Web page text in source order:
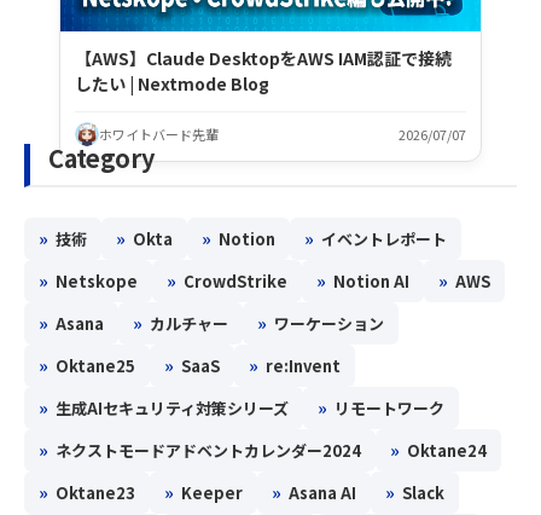
【AWS】Claude DesktopをAWS IAM認証で接続
したい | Nextmode Blog
ホワイトバード先輩 2026/07/07
Category
» 技術 » Okta » Notion » イベントレポート
» Netskope » CrowdStrike » Notion AI » AWS
» Asana » カルチャー » ワーケーション
» Oktane25 » SaaS » re:Invent
» 生成AIセキュリティ対策シリーズ » リモートワーク
» ネクストモードアドベントカレンダー2024 » Oktane24
» Oktane23 » Keeper » Asana AI » Slack